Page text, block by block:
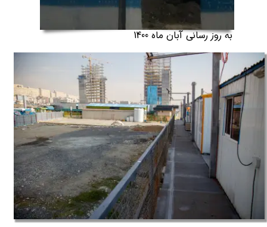
به روز رسانی آبان ماه 1400